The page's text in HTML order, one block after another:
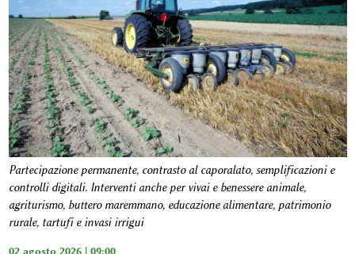
Partecipazione permanente, contrasto al caporalato, semplificazioni e
controlli digitali. Interventi anche per vivai e benessere animale,
agriturismo, buttero maremmano, educazione alimentare, patrimonio
rurale, tartufi e invasi irrigui
02 agosto 2026 | 09:00